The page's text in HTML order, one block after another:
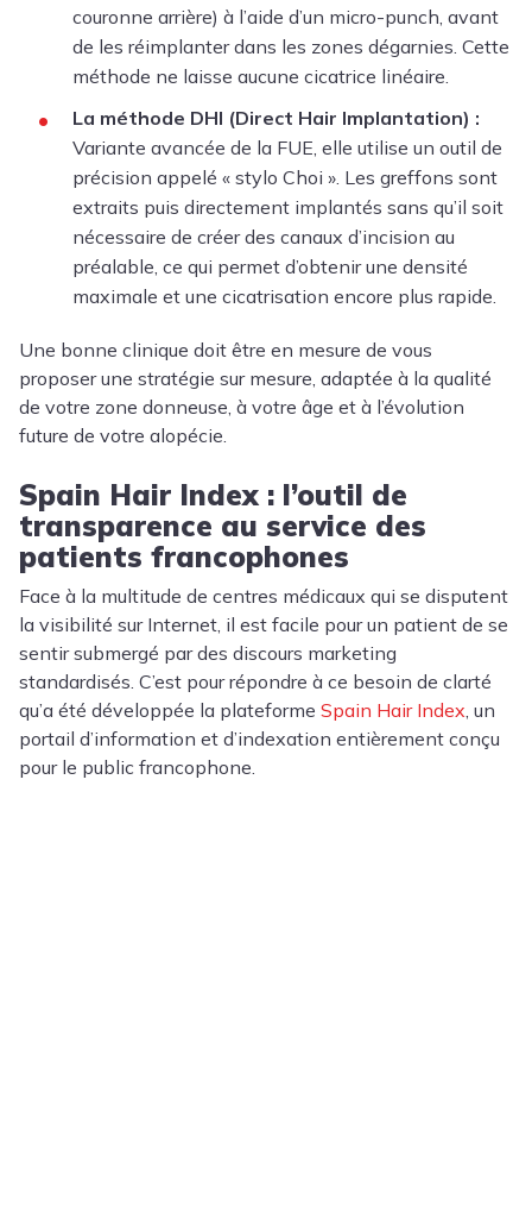
couronne arrière) à l’aide d’un micro-punch, avant
de les réimplanter dans les zones dégarnies. Cette
méthode ne laisse aucune cicatrice linéaire.
La méthode DHI (Direct Hair Implantation) :
Variante avancée de la FUE, elle utilise un outil de
précision appelé « stylo Choi ». Les greffons sont
extraits puis directement implantés sans qu’il soit
nécessaire de créer des canaux d’incision au
préalable, ce qui permet d’obtenir une densité
maximale et une cicatrisation encore plus rapide.
Une bonne clinique doit être en mesure de vous
proposer une stratégie sur mesure, adaptée à la qualité
de votre zone donneuse, à votre âge et à l’évolution
future de votre alopécie.
Spain Hair Index : l’outil de
transparence au service des
patients francophones
Face à la multitude de centres médicaux qui se disputent
la visibilité sur Internet, il est facile pour un patient de se
sentir submergé par des discours marketing
standardisés. C’est pour répondre à ce besoin de clarté
qu’a été développée la plateforme Spain Hair Index , un
portail d’information et d’indexation entièrement conçu
pour le public francophone.